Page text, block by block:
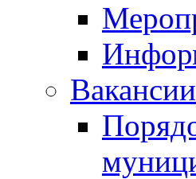
Вакансии